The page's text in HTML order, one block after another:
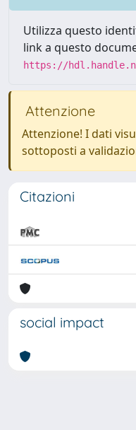
Utilizza questo
link a questo
https://
Attenzione
Attenzione! I dati
sottoposti a
Citazioni
social impact